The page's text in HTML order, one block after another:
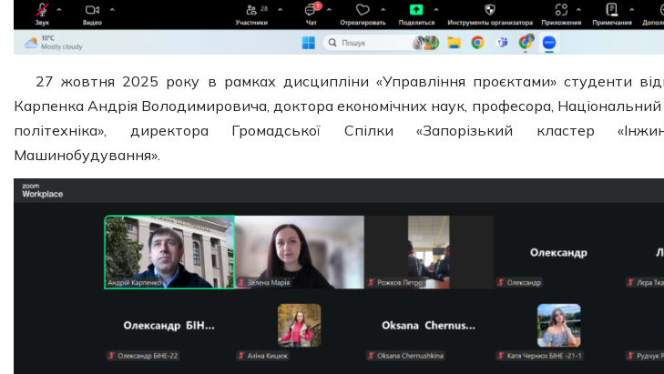
27 жовтня 2025 року в рамках дисципліни «Управління проєктами» студенти
Карпенка Андрія Володимировича, доктора економічних наук, професора, Національний
політехніка», директора Громадської Спілки «Запорізький кластер
Машинобудування».